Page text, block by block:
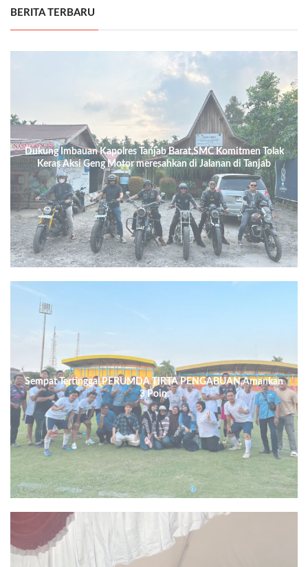
BERITA TERBARU
Dukung Imbauan Kapolres Tanjab Barat,SMC Komitmen Tolak
Keras Aksi Geng Motor meresahkan di Jalanan di Tanjab
Barat.
Sempat Tertinggal,PERUMDA TIRTA PENGABUAN,Amankan
3 Poin.